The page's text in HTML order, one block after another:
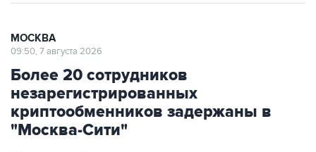
МОСКВА
09:50, 7 августа 2026
Более 20 сотрудников
незарегистрированных
криптообменников задержаны в
"Москва-Сити"